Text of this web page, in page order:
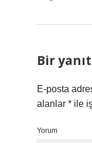
Bir
E-posta
alanlar * ile
Yorum